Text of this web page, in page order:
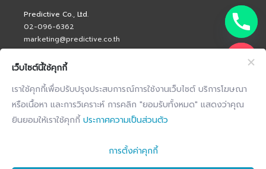
Predictive Co., Ltd.
02-096-6362
marketing@predictive.co.th
เว็บไซต์นี้ใช้คุกกี้
เราใช้คุกกี้เพื่อปรับปรุงประสบการณ์การใช้งานเว็บไซต์ บริการโฆษณา
หรือเนื้อหา และการวิเคราะห์ การคลิก "ยอมรับทั้งหมด" แสดงว่าคุณ
ยินยอมให้เราใช้คุกกี้ ประกาศความเป็นส่วนตัว
การตั้งค่าคุกกี้